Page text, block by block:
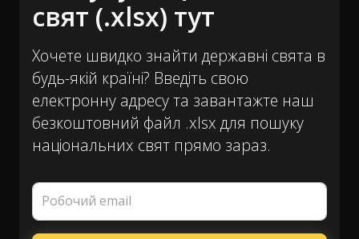
свят (.xlsx) тут
Хочете швидко знайти державні свята в
будь-якій країні? Введіть свою
електронну адресу та завантажте наш
безкоштовний файл .xlsx для пошуку
національних свят прямо зараз.
Робочий email